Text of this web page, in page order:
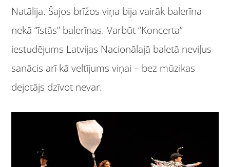
Natālija. Šajos brīžos viņa bija vairāk balerīna
nekā “īstās” balerīnas. Varbūt “Koncerta”
iestudējums Latvijas Nacionālajā baletā neviļus
sanācis arī kā veltījums viņai – bez mūzikas
dejotājs dzīvot nevar.